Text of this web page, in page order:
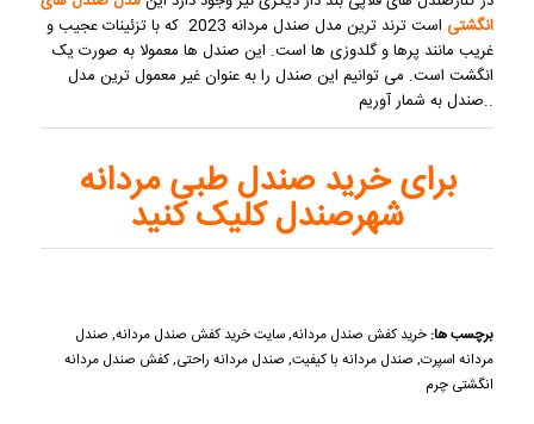
انگشتی
است ترند ترین مدل صندل مردانه 2023 که با تزئینات عجیب و
غریب مانند پرها و گلدوزی ها است. این صندل ها معمولا به صورت یک
انگشت است. می توانیم این صندل را به عنوان غیر معمول ترین مدل
صندل به شمار آوریم..
برای خرید صندل طبی مردانه
شهرصندل کلیک کنید
برچسب ها: خرید کفش صندل مردانه,سایت خرید کفش صندل مردانه, صندل
مردانه اسپرت, صندل مردانه با کیفیت, صندل مردانه راحتی,کفش صندل مردانه
انگشتی چرم